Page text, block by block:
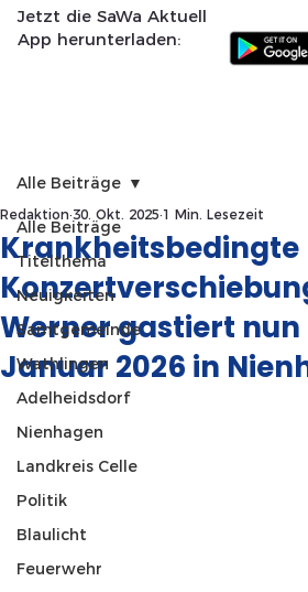
Jetzt die SaWa Aktuell
App herunterladen:
Alle Beiträge
Titelthema
Neuigkeiten
Samtgemeinde
Wathlingen
Adelheidsdorf
Nienhagen
Landkreis Celle
Politik
Blaulicht
Feuerwehr
Alle Beiträge
Krankheitsbedingte
Werner gastiert nun
Januar 2026 in
Redaktion 30. Okt. 2025 1 Min. Lesezeit